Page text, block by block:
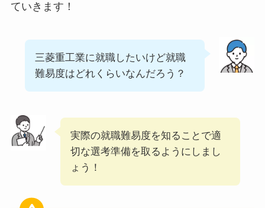
ていきます！
三菱重工業に就職したいけど就職
難易度はどれくらいなんだろう？
実際の就職難易度を知ることで適
切な選考準備を取るようにしまし
ょう！